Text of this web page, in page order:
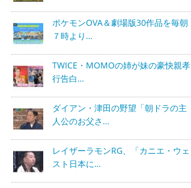
ポケモンOVA＆劇場版30作品を毎朝
７時より…
TWICE・MOMOの姉が妹の豪快親孝
行告白…
ダイアン・津田の野望「朝ドラの主
人公のお父さ…
レイザーラモンRG、「カニエ・ウェ
スト日本に…